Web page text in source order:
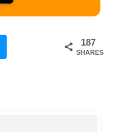
187
SHARES